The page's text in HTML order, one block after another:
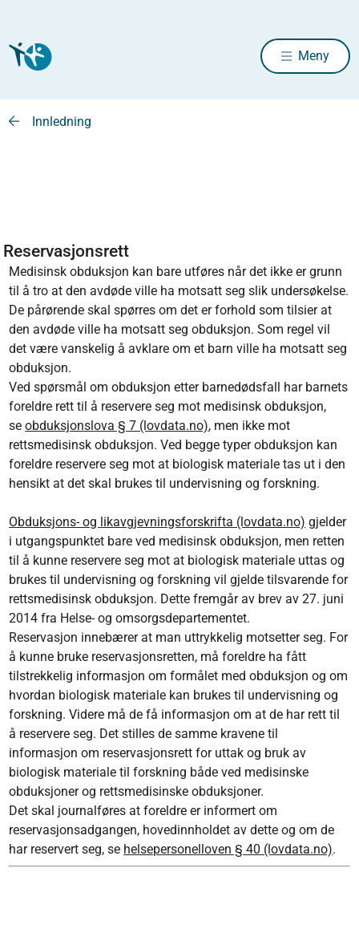
Meny
Innledning
Reservasjonsrett
Medisinsk obduksjon kan bare utføres når det ikke er grunn
til å tro at den avdøde ville ha motsatt seg slik undersøkelse.
De pårørende skal spørres om det er forhold som tilsier at
den avdøde ville ha motsatt seg obduksjon. Som regel vil
det være vanskelig å avklare om et barn ville ha motsatt seg
obduksjon.
Ved spørsmål om obduksjon etter barnedødsfall har barnets
foreldre rett til å reservere seg mot medisinsk obduksjon,
seobduksjonslova § 7 (lovdata.no), men ikke mot
rettsmedisinsk obduksjon. Ved begge typer obduksjon kan
foreldre reservere seg mot at biologisk materiale tas ut i den
hensikt at det skal brukes til undervisning og forskning.
Obduksjons- og likavgjevningsforskrifta (lovdata.no) gjelder
i utgangspunktet bare ved medisinsk obduksjon, men retten
til å kunne reservere seg mot at biologisk materiale uttas og
brukes til undervisning og forskning vil gjelde tilsvarende for
rettsmedisinsk obduksjon. Dette fremgår av brev av 27. juni
2014 fra Helse- og omsorgsdepartementet.
Reservasjon innebærer at man uttrykkelig motsetter seg. For
å kunne bruke reservasjonsretten, må foreldre ha fått
tilstrekkelig informasjon om formålet med obduksjon og om
hvordan biologisk materiale kan brukes til undervisning og
forskning. Videre må de få informasjon om at de har rett til
å reservere seg. Det stilles de samme kravene til
informasjon om reservasjonsrett for uttak og bruk av
biologisk materiale til forskning både ved medisinske
obduksjoner og rettsmedisinske obduksjoner.
Det skal journalføres at foreldre er informert om
reservasjonsadgangen, hovedinnholdet av dette og om de
har reservert seg, se helsepersonelloven § 40 (lovdata.no).